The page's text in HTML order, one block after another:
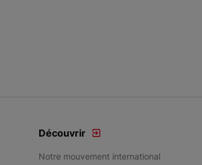
Découvrir
Notre mouvement international